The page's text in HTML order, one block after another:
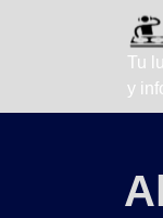
Tu
y